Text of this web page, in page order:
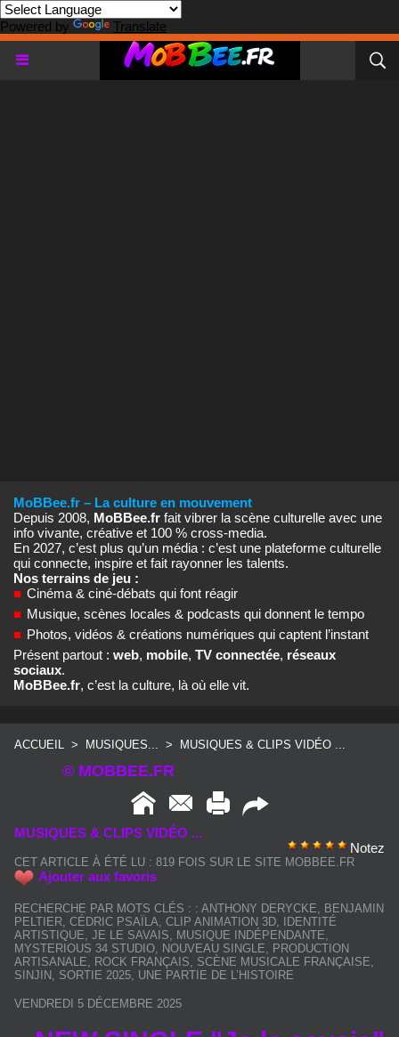
Powered by Translate
MoBBee.fr – La culture en mouvement
Depuis 2008, MoBBee.fr fait vibrer la scène culturelle avec une
info vivante, créative et 100 % cross‑media.
En 2027, c’est plus qu’un média : c’est une plateforme culturelle
qui connecte, inspire et fait rayonner les talents.
Nos terrains de jeu :
■ Cinéma & ciné‑débats qui font réagir
■ Musique, scènes locales & podcasts qui donnent le tempo
■ Photos, vidéos & créations numériques qui captent l’instant
Présent partout : web, mobile, TV connectée, réseaux
sociaux.
MoBBee.fr, c’est la culture, là où elle vit.
ACCUEIL > MUSIQUES... > MUSIQUES & CLIPS VIDÉO ...
© MOBBEE.FR
MUSIQUES & CLIPS VIDÉO ...
Notez
CET ARTICLE À ÉTÉ LU : 819 FOIS SUR LE SITE MOBBEE.FR
Ajouter aux favoris
RECHERCHE PAR MOTS CLÉS : : ANTHONY DERYCKE
BENJAMIN
PELTIER CÉDRIC PSAÏLA CLIP ANIMATION 3D IDENTITÉ
ARTISTIQUE JE LE SAVAIS MUSIQUE INDÉPENDANTE
MYSTERIOUS 34 STUDIO NOUVEAU SINGLE
PRODUCTION
ARTISANALE
ROCK FRANÇAIS SCÈNE MUSICALE FRANÇAISE
SINJIN SORTIE 2025 UNE PARTIE DE L’HISTOIRE
VENDREDI 5 DÉCEMBRE 2025